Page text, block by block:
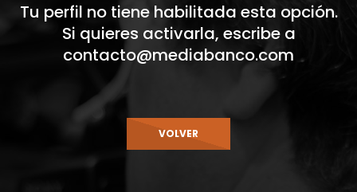
Tu perfil no tiene habilitada esta opción.
Si quieres activarla, escribe a
contacto@mediabanco.com